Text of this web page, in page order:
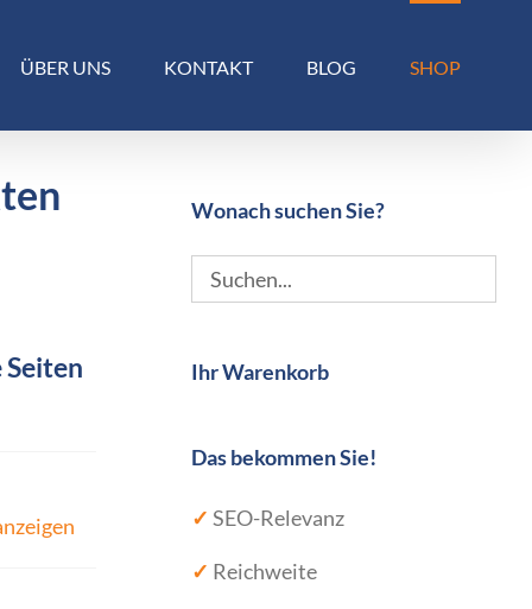
ÜBER UNS KONTAKT BLOG SHOP
Wonach suchen Sie?
Ihr Warenkorb
Das bekommen Sie!
✓ SEO-Relevanz
✓ Reichweite